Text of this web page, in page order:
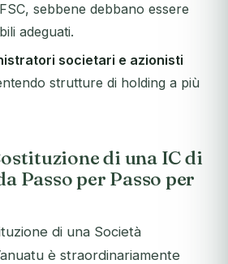
sebbene debbano essere
adeguati.
societari e azionisti
strutture di holding a più
di una IC di
Passo per Passo per
di una Società
è straordinariamente